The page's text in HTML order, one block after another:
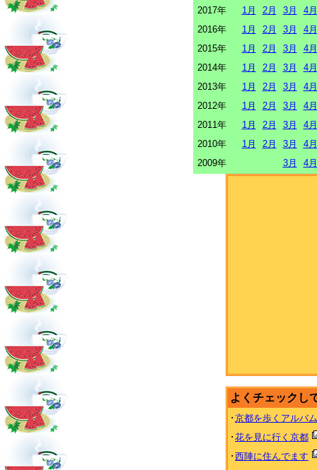
2017年
1月 2月 3月
4月
2016年
1月 2月 3月
4月
2015年
1月 2月 3月
4月
2014年
1月 2月 3月
4月
2013年
1月 2月 3月
4月
2012年
1月 2月 3月
4月
2011年
1月 2月 3月
4月
2010年
1月 2月 3月
4月
2009年
3月 4月
よくチェックし
･京都を歩くアルバム
･花を見に行く京都
･西陣に住んでます